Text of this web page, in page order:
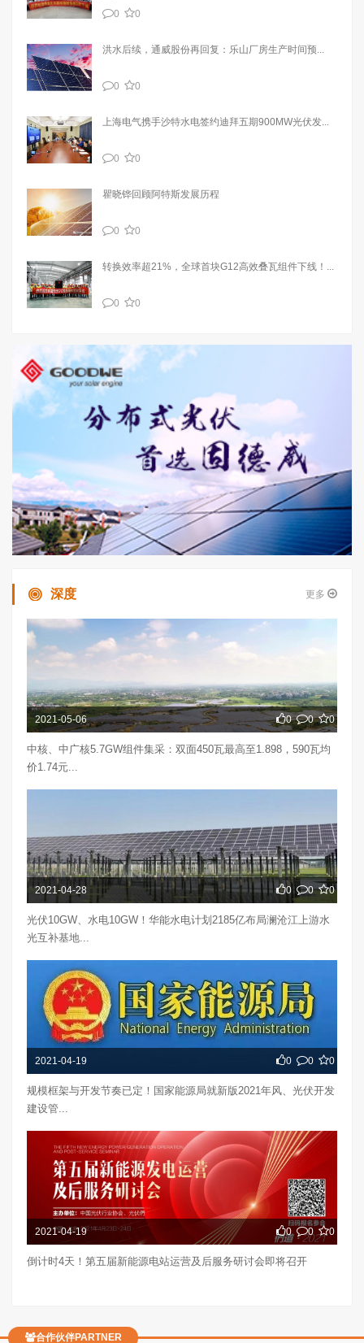
0
0
洪水后续，通威股份再回复：乐山厂房生产时间预...
0 0
上海电气携手沙特水电签约迪拜五期900MW光伏发...
0 0
瞿晓铧回顾阿特斯发展历程
0 0
转换效率超21%，全球首块G12高效叠瓦组件下线！...
0 0
深度 更多
2021-05-06 0 0 0
中核、中广核5.7GW组件集采：双面450瓦最高至1.898，590瓦均
价1.74元...
2021-04-28 0 0 0
光伏10GW、水电10GW！华能水电计划2185亿布局澜沧江上游水
光互补基地...
2021-04-19 0 0 0
规模框架与开发节奏已定！国家能源局就新版2021年风、光伏开发
建设管...
2021-04-19 0 0 0
倒计时4天！第五届新能源电站运营及后服务研讨会即将召开
合作伙伴PARTNER